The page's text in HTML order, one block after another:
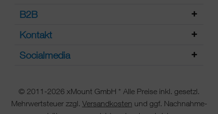
B2B
Kontakt
Socialmedia
© 2011-2026 xMount GmbH * Alle Preise inkl. gesetzl.
Mehrwertsteuer zzgl. Versandkosten und ggf. Nachnahme-